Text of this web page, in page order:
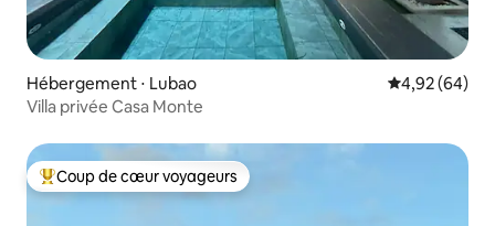
Hébergement ⋅ Lubao Évaluation
4,92 (64)
Villa privée Casa Monte
Coups de cœur voyageurs les plus appréciés
Coup de cœur voyageurs